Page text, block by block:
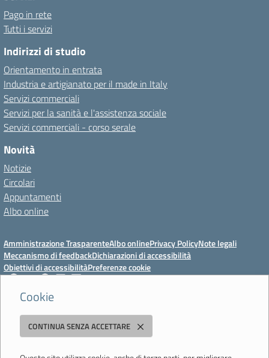
Cookie
CONTINUA SENZA ACCETTARE
Pago in rete
Tutti i servizi
Indirizzi di studio
Orientamento in entrata
Industria e artigianato per il made in Italy
Servizi commerciali
Servizi per la sanità e l'assistenza sociale
Servizi commerciali - corso serale
Novità
Notizie
Circolari
Appuntamenti
Albo online
Amministrazione TrasparenteAlbo onlinePrivacy PolicyNote legali
Meccanismo di feedbackDichiarazioni di accessibilità
Obiettivi di accessibilitàPreferenze cookie
Istituto Professionale Statale Socio-Commerciale-Artigianale "Cattaneo -
Deledda"